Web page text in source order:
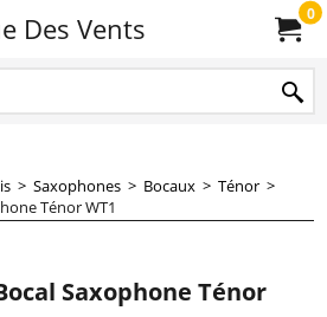
Des Vents 0
> Saxophones > Bocaux > Ténor >
Ténor WT1
Saxophone Ténor